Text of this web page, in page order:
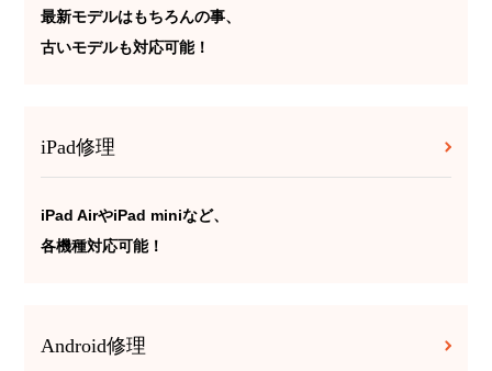
最新モデルはもちろんの事、
古いモデルも対応可能！
iPad修理
iPad AirやiPad miniなど、
各機種対応可能！
Android修理